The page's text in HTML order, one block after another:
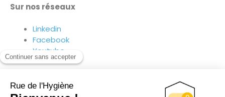
Sur nos réseaux
Linkedin
Facebook
Youtube